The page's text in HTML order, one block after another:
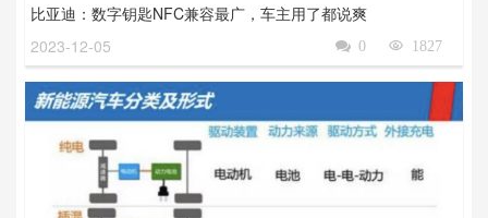
比亚迪：数字钥匙NFC兼容最广，车主用了都说爽
2023-12-05
1827

0
